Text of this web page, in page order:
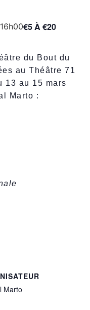
€5 À €20
du Bout du
au Théâtre 71
13 au 15 mars
Marto :
Marto